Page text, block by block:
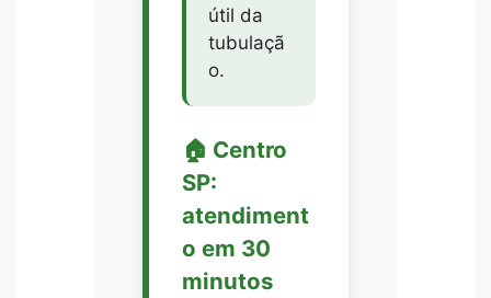
útil da
tubulaçã
o.
🏠 Centro
SP:
atendiment
o em 30
minutos